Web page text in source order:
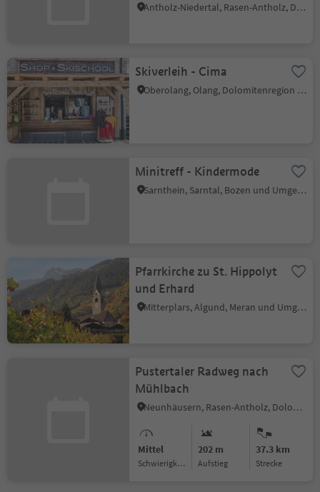
Antholz-Niedertal, Rasen-Antholz, Dolomitenregion Kronplatz
Skiverleih - Cima
Oberolang, Olang, Dolomitenregion Kronplatz
Minitreff - Kindermode
Sarnthein, Sarntal, Bozen und Umgebung
Pfarrkirche zu St. Hippolyt
und Erhard
Mitterplars, Algund, Meran und Umgebung
Pustertaler Radweg nach
Mühlbach
Neunhäusern, Rasen-Antholz, Dolomitenregion Kronplatz
Mittel
Schwierigkeitsgrad
202 m
Aufstieg
37.3 km
Strecke